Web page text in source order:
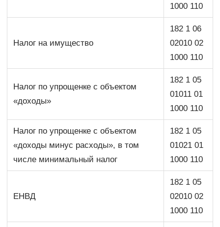
1000 110
Налог на имущество
182 1 06
02010 02
1000 110
Налог по упрощенке с объектом
«доходы»
182 1 05
01011 01
1000 110
Налог по упрощенке с объектом
«доходы минус расходы», в том
числе минимальный налог
182 1 05
01021 01
1000 110
ЕНВД
182 1 05
02010 02
1000 110